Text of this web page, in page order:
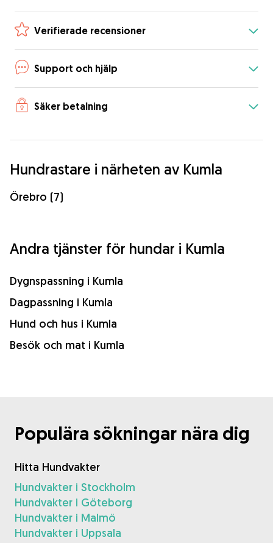
Verifierade recensioner
Support och hjälp
Säker betalning
Hundrastare i närheten av Kumla
Örebro (7)
Andra tjänster för hundar i Kumla
Dygnspassning i Kumla
Dagpassning i Kumla
Hund och hus i Kumla
Besök och mat i Kumla
Populära sökningar nära dig
Hitta Hundvakter
Hundvakter i Stockholm
Hundvakter i Göteborg
Hundvakter i Malmö
Hundvakter i Uppsala